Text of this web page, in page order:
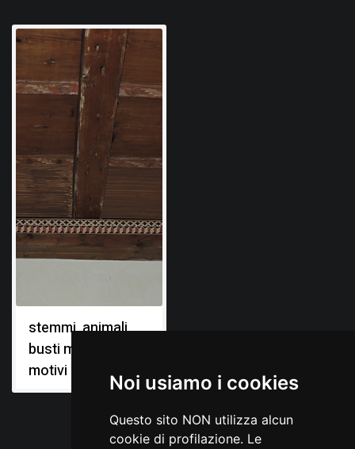
Noi usiamo i cookies
Questo sito NON utilizza alcun
cookie di profilazione. Le
stemmi, animali,
busti maschili,
motivi decorativi